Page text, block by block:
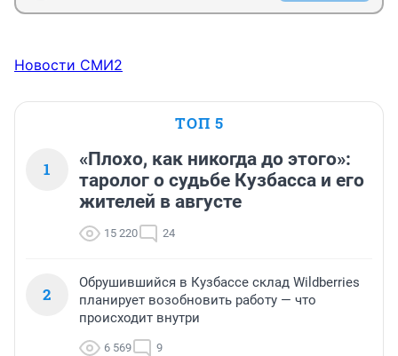
Новости СМИ2
ТОП 5
1
«Плохо, как никогда до этого»:
таролог о судьбе Кузбасса и его
жителей в августе
15 220 24
2
Обрушившийся в Кузбассе склад Wildberries
планирует возобновить работу — что
происходит внутри
6 569 9